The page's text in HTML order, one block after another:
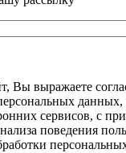
Вы выражаете
данных,
сервисов, с
поведения